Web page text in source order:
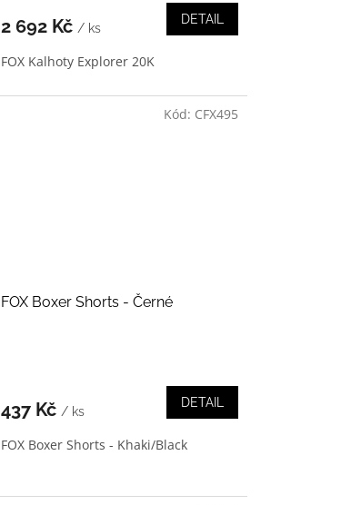
2 692 Kč / ks
DETAIL
FOX Kalhoty Explorer 20K
FOX Boxer Shorts - Černé
437 Kč / ks
DETAIL
FOX Boxer Shorts - Khaki/Black
Kód: CFX495